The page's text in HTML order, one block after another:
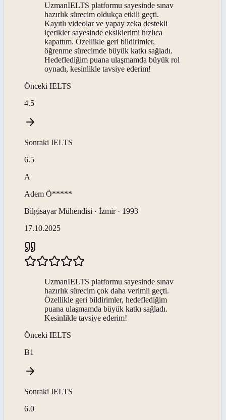
UzmanIELTS platformu sayesinde sınav
hazırlık sürecim oldukça etkili geçti.
Kayıtlı videolar ve yapay zeka destekli
içerikler sayesinde eksiklerimi hızlıca
kapattım. Özellikle geri bildirimler,
öğrenme sürecimde büyük katkı sağladı.
Hedeflediğim puana ulaşmamda büyük rol
oynadı, kesinlikle tavsiye ederim!
Önceki IELTS
4.5
Sonraki IELTS
6.5
A
Adem Ö*****
Bilgisayar Mühendisi · İzmir · 1993
17.10.2025
UzmanIELTS platformu sayesinde sınav
hazırlık sürecim çok daha verimli geçti.
Özellikle geri bildirimler, hedeflediğim
puana ulaşmamda büyük katkı sağladı.
Kesinlikle tavsiye ederim!
Önceki IELTS
B1
Sonraki IELTS
6.0